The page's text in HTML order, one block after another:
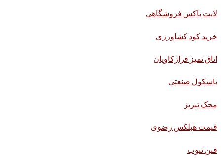
لایت باکس فروشگاهی
خرید کود کشاورزی
اتاق تمیز فرازکاویان
باسکول صنعتی
محک تبریز
قیمت هبلکس رضوی
فین تیوب